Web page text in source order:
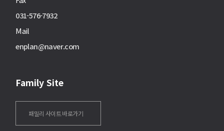
031-576-7932
Mail
enplan@naver.com
Family Site
패밀리 사이트 바로가기